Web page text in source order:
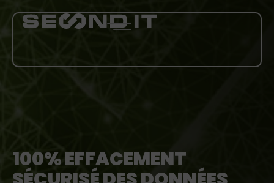
BLOG
100% EFFACEMENT